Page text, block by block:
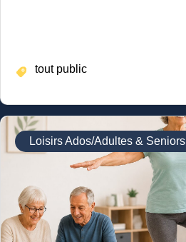
tout public
Loisirs Ados/Adultes & Seniors